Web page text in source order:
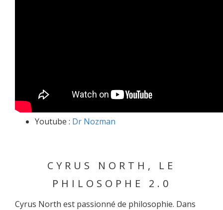
Youtube : Dr Nozman
CYRUS NORTH, LE
PHILOSOPHE 2.0
Cyrus North est passionné de philosophie. Dans